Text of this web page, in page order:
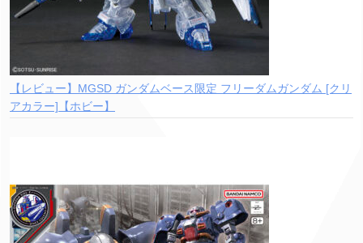
【レビュー】MGSD ガンダムベース限定 フリーダムガンダム [クリ
アカラー]【ホビー】